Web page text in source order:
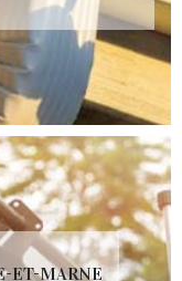
ET-MARNE